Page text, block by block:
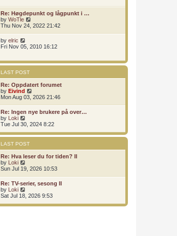
t
s
t
p
o
s
t
l
a
e
p
o
t
h
e
l
a
e
t
p
o
s
t
Re: Høgdepunkt og lågpunkt i …
by WoTle
t
h
l
e
s
t
p
o
s
t
Thu Nov 24, 2022 21:42
by elric
i
t
h
l
a
t
e
s
t
o
s
t
Fri Nov 05, 2010 16:12
LAST POST
Re: Oppdatert forumet
by Eivind
i
t
h
e
l
e
s
p
o
s
Mon Aug 03, 2026 21:46
Re: Ingen nye brukere på over…
by Loki
i
w
t
e
l
a
t
e
s
p
o
Tue Jul 30, 2024 8:22
LAST POST
Re: Hva leser du for tiden? II
by Loki
i
w
t
h
e
l
Sun Jul 19, 2026 10:53
Re: TV-serier, sesong II
by Loki
w
Sat Jul 18, 2026 9:53